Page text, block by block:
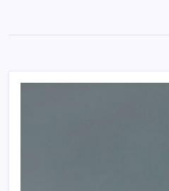
content